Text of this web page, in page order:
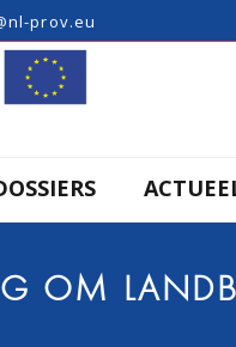
prov.eu
OM